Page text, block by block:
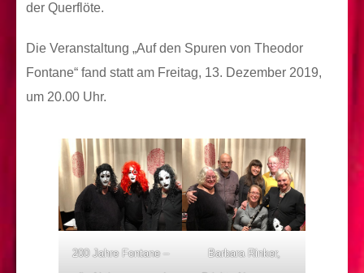
der Querflöte.
Die Veranstaltung „Auf den Spuren von Theodor
Fontane“ fand statt am Freitag, 13. Dezember 2019,
um 20.00 Uhr.
200 Jahre Fontane –
Barbara Rinker,